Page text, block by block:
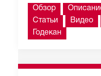
Обзор
Статьи
Видео
Годекан